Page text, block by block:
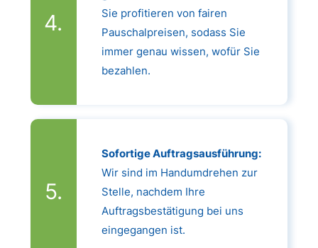
Sie profitieren von fairen
Pauschalpreisen, sodass Sie
immer genau wissen, wofür Sie
bezahlen.
Sofortige Auftragsausführung:
Wir sind im Handumdrehen zur
Stelle, nachdem Ihre
Auftragsbestätigung bei uns
eingegangen ist.